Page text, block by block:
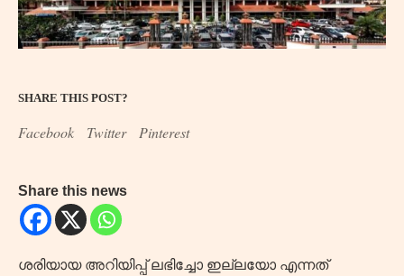
SHARE THIS POST?
Facebook Twitter Pinterest
Share this news
ശരിയായ അറിയിപ്പ് ലഭിച്ചോ ഇല്ലയോ എന്നത്